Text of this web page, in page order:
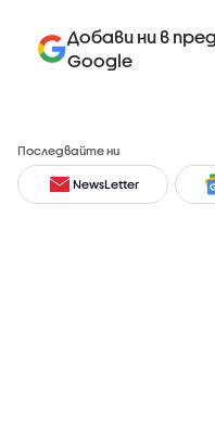
Добави ни в
Google
Последвайте ни
NewsLetter